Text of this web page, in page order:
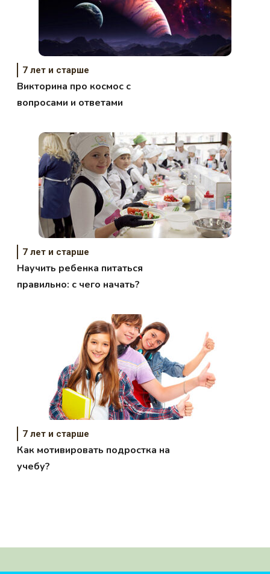
7 лет и старше
Викторина про космос с
вопросами и ответами
7 лет и старше
Научить ребенка питаться
правильно: с чего начать?
7 лет и старше
Как мотивировать подростка на
учебу?